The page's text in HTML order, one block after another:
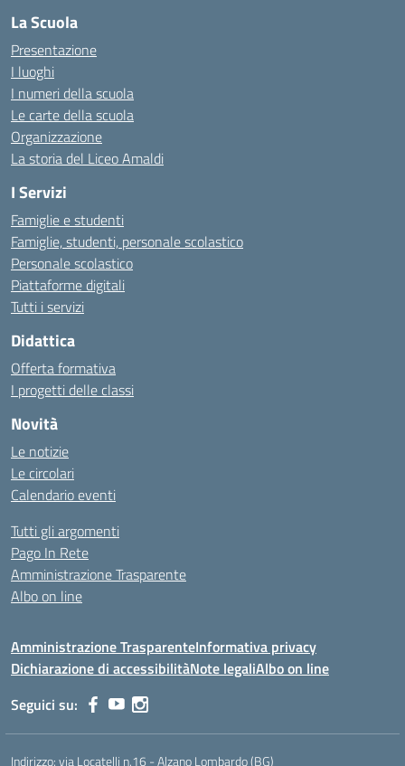
La Scuola
Presentazione
I luoghi
I numeri della scuola
Le carte della scuola
Organizzazione
La storia del Liceo Amaldi
I Servizi
Famiglie e studenti
Famiglie, studenti, personale scolastico
Personale scolastico
Piattaforme digitali
Tutti i servizi
Didattica
Offerta formativa
I progetti delle classi
Novità
Le notizie
Le circolari
Calendario eventi
Tutti gli argomenti
Pago In Rete
Amministrazione Trasparente
Albo on line
Amministrazione TrasparenteInformativa privacy
Dichiarazione di accessibilitàNote legaliAlbo on line
Seguici su:
Indirizzo:via Locatelli n.16 - Alzano Lombardo (BG)